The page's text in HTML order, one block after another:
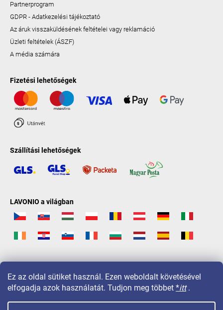
Ez az oldal sütiket használ. Ezen weboldalt követésével
elfogadja azok használatát. Tudjon meg többet *itt.
Partnerprogram
GDPR - Adatkezelési tájékoztató
Az áruk visszaküldésének feltételei vagy reklamáció
Üzleti feltételek (ÁSZF)
A média számára
Fizetési lehetőségek
Szállítási lehetőségek
LAVONIO a világban